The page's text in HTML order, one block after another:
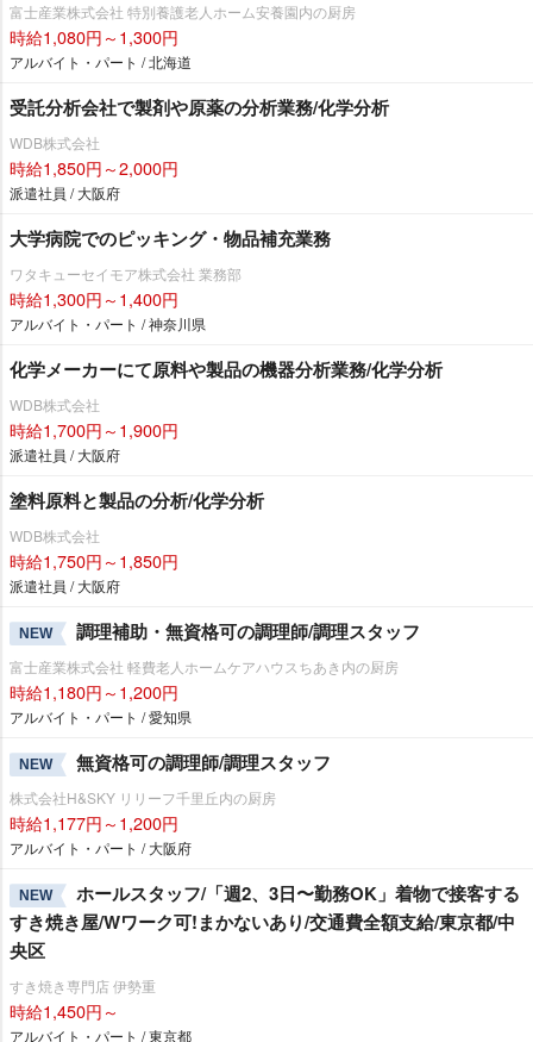
富士産業株式会社 特別養護老人ホーム安養園内の厨房
時給1,080円～1,300円
アルバイト・パート / 北海道
受託分析会社で製剤や原薬の分析業務/化学分析
WDB株式会社
時給1,850円～2,000円
派遣社員 / 大阪府
大学病院でのピッキング・物品補充業務
ワタキューセイモア株式会社 業務部
時給1,300円～1,400円
アルバイト・パート / 神奈川県
化学メーカーにて原料や製品の機器分析業務/化学分析
WDB株式会社
時給1,700円～1,900円
派遣社員 / 大阪府
塗料原料と製品の分析/化学分析
WDB株式会社
時給1,750円～1,850円
派遣社員 / 大阪府
NEW 調理補助・無資格可の調理師/調理スタッフ
富士産業株式会社 軽費老人ホームケアハウスちあき内の厨房
時給1,180円～1,200円
アルバイト・パート / 愛知県
NEW 無資格可の調理師/調理スタッフ
株式会社H&SKY リリーフ千里丘内の厨房
時給1,177円～1,200円
アルバイト・パート / 大阪府
NEW
ホールスタッフ/「週2、3日〜勤務OK」着物で接客する
すき焼き屋/Wワーク可!まかないあり/交通費全額支給/東京都/中
央区
すき焼き専門店 伊勢重
時給1,450円～
アルバイト・パート / 東京都